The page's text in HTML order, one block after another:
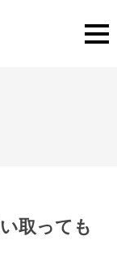
取っても